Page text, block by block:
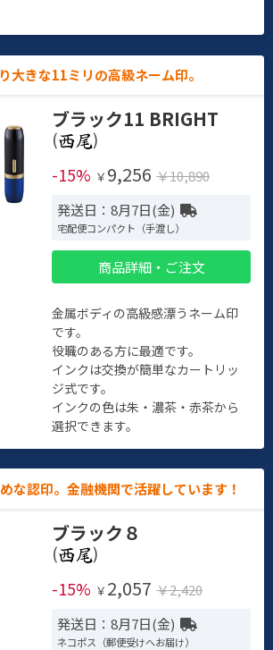
大きな11ミリの高級ネーム印。
ブラック11 BRIGHT
(
)
-15% ￥ 9,256 ￥10,890
発送日：8月7日(金)
宅配便コンパクト（手渡し）
商品詳細・ご注文
金属ボディの高級感漂うネーム印
です。
役職のある方に最適です。
インクは交換が簡単なカートリッ
ジ式です。
インクの色は朱・濃茶・赤茶から
選択できます。
な認印。金融機関で活躍しています！
ブラック８
(
)
-15% ￥ 2,057 ￥2,420
発送日：8月7日(金)
ネコポス（郵便受けへお届け）